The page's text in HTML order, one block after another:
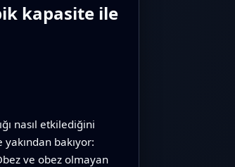
kapasite ile
nasıl etkilediğini
bakıyor:
ve obez olmayan